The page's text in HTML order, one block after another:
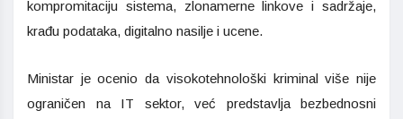
kompromitaciju sistema, zlonamerne linkove i sadržaje,
krađu podataka, digitalno nasilje i ucene.
Ministar je ocenio da visokotehnološki kriminal više nije
ograničen na IT sektor, već predstavlja bezbednosni